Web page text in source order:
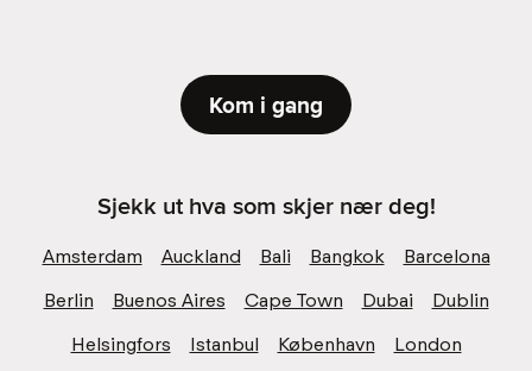
Kom i gang
Sjekk ut hva som skjer nær deg!
Amsterdam Auckland Bali Bangkok
Barcelona
Berlin
Buenos Aires Cape Town Dubai
Dublin
Helsingfors
Istanbul København
London